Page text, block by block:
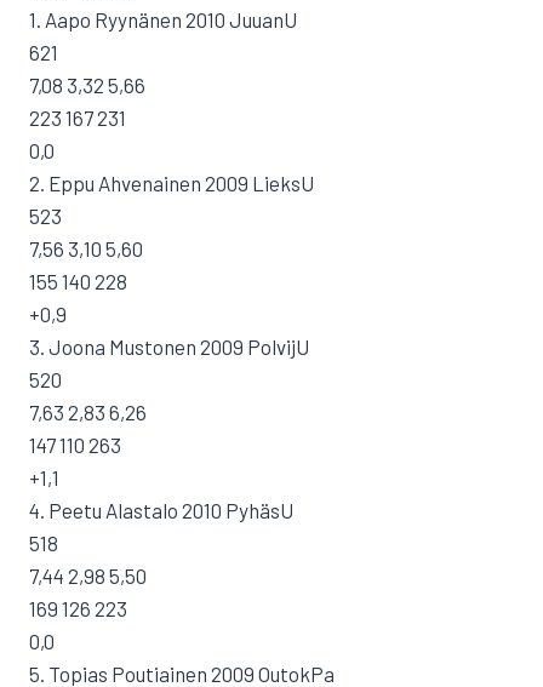
1. Aapo Ryynänen 2010 JuuanU
621
7,08 3,32 5,66
223 167 231
0,0
2. Eppu Ahvenainen 2009 LieksU
523
7,56 3,10 5,60
155 140 228
+0,9
3. Joona Mustonen 2009 PolvijU
520
7,63 2,83 6,26
147 110 263
+1,1
4. Peetu Alastalo 2010 PyhäsU
518
7,44 2,98 5,50
169 126 223
0,0
5. Topias Poutiainen 2009 OutokPa